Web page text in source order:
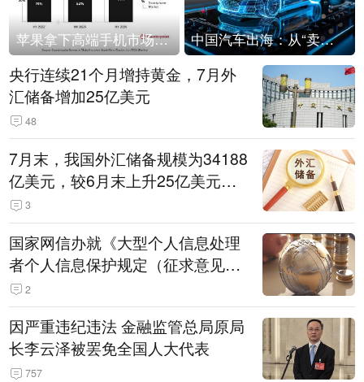
苹果拿下高端手机市场65%的份额：iPhone 17系列功不可没 中国汽车出海：从“卖出去”到“走进去”
央行连续21个月增持黄金，7月外
汇储备增加25亿美元
48
7月末，我国外汇储备规模为34188
亿美元，较6月末上升25亿美元，
升幅为0.07%
3
国家网信办就《大型个人信息处理
者个人信息保护规定（征求意见
稿）》公开征求意见
2
因严重违纪违法 金融监管总局原局
长李云泽被罢免全国人大代表
757